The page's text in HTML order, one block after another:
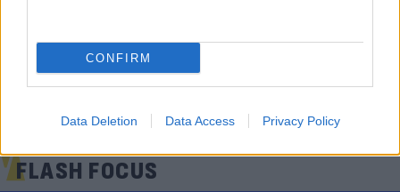
CONFIRM
Data Deletion Data Access Privacy Policy
FLASH FOCUS